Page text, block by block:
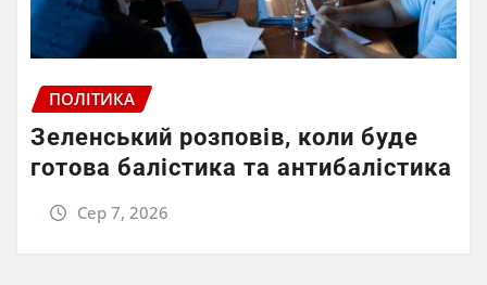
ПОЛІТИКА
Зеленський розповів, коли буде
готова балістика та антибалістика
Сер 7, 2026